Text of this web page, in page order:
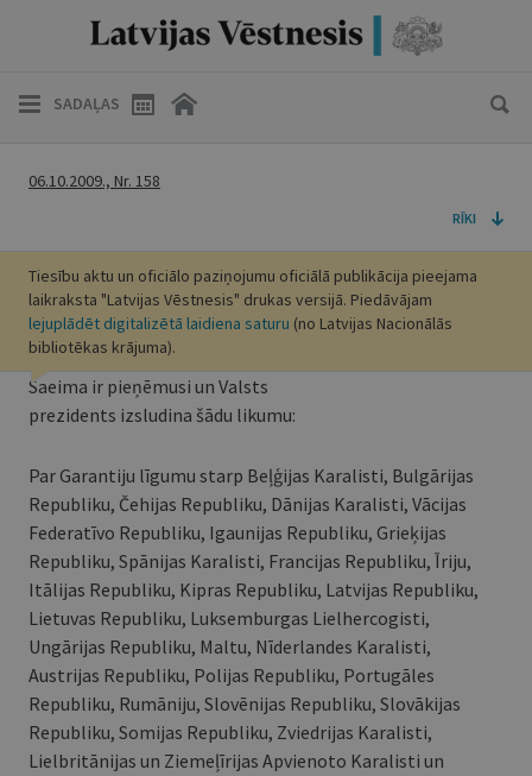
SADAĻAS
06.10.2009., Nr. 158
RĪKI
Tiesību aktu un oficiālo paziņojumu oficiālā publikācija pieejama
laikraksta "Latvijas Vēstnesis" drukas versijā. Piedāvājam
lejuplādēt digitalizētā laidiena saturu (no Latvijas Nacionālās
bibliotēkas krājuma).
Saeima ir pieņēmusi un Valsts
prezidents izsludina šādu likumu:
Par Garantiju līgumu starp Beļģijas Karalisti, Bulgārijas
Republiku, Čehijas Republiku, Dānijas Karalisti, Vācijas
Federatīvo Republiku, Igaunijas Republiku, Grieķijas
Republiku, Spānijas Karalisti, Francijas Republiku, Īriju,
Itālijas Republiku, Kipras Republiku, Latvijas Republiku,
Lietuvas Republiku, Luksemburgas Lielhercogisti,
Ungārijas Republiku, Maltu, Nīderlandes Karalisti,
Austrijas Republiku, Polijas Republiku, Portugāles
Republiku, Rumāniju, Slovēnijas Republiku, Slovākijas
Republiku, Somijas Republiku, Zviedrijas Karalisti,
Lielbritānijas un Ziemeļīrijas Apvienoto Karalisti un